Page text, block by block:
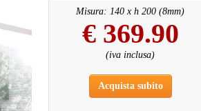
Misura: 140 x h 200 (8mm)
€ 369.90
(iva inclusa)
Acquista subito